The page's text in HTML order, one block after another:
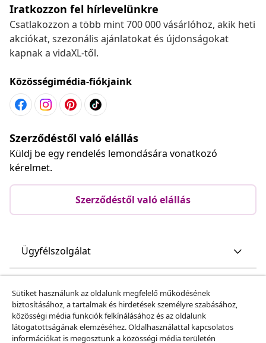
Iratkozzon fel hírlevelünkre
Csatlakozzon a több mint 700 000 vásárlóhoz, akik heti
akciókat, szezonális ajánlatokat és újdonságokat
kapnak a vidaXL-től.
Közösségimédia-fiókjaink
Szerződéstől való elállás
Küldj be egy rendelés lemondására vonatkozó
kérelmet.
Szerződéstől való elállás
Ügyfélszolgálat
vidaXL
Sütiket használunk az oldalunk megfelelő működésének
biztosításához, a tartalmak és hirdetések személyre szabásához,
közösségi média funkciók felkínálásához és az oldalunk
látogatottságának elemzéséhez. Oldalhasználattal kapcsolatos
információkat is megosztunk a közösségi média területén